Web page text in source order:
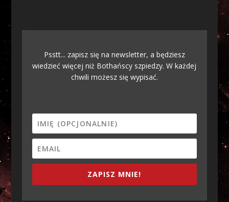
Psstt... zapisz się na newsletter, a będziesz
wiedzieć więcej niż Bothańscy szpiedzy. W każdej
chwili możesz się wypisać.
ZAPISZ MNIE!